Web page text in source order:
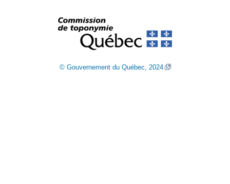
© Gouvernement du Québec, 2024